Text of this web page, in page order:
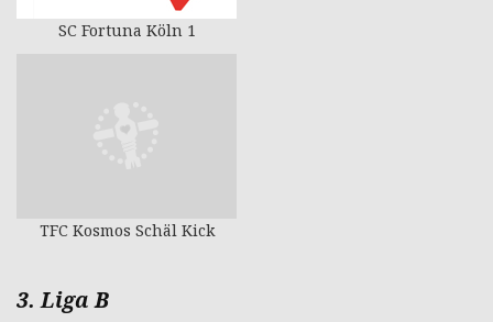
SC Fortuna Köln 1
TFC Kosmos Schäl Kick
3. Liga B